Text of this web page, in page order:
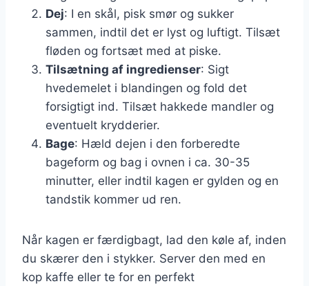
Dej: I en skål, pisk smør og sukker
sammen, indtil det er lyst og luftigt. Tilsæt
fløden og fortsæt med at piske.
Tilsætning af ingredienser: Sigt
hvedemelet i blandingen og fold det
forsigtigt ind. Tilsæt hakkede mandler og
eventuelt krydderier.
Bage: Hæld dejen i den forberedte
bageform og bag i ovnen i ca. 30-35
minutter, eller indtil kagen er gylden og en
tandstik kommer ud ren.
Når kagen er færdigbagt, lad den køle af, inden
du skærer den i stykker. Server den med en
kop kaffe eller te for en perfekt